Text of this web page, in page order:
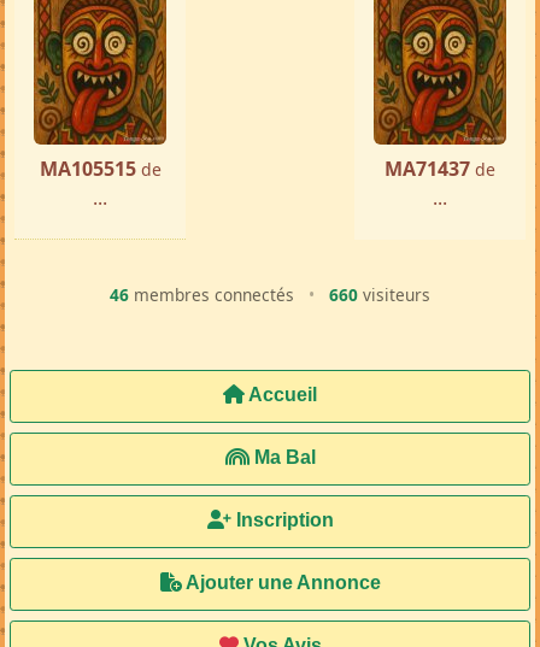
MA105515 de
...
MA71437 de
...
46 membres connectés • 660 visiteurs
Accueil
Ma Bal
Inscription
Ajouter une Annonce